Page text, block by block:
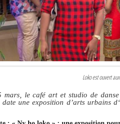
Loko est ouvert
mars, le café art et studio de
date une exposition d’arts urbains